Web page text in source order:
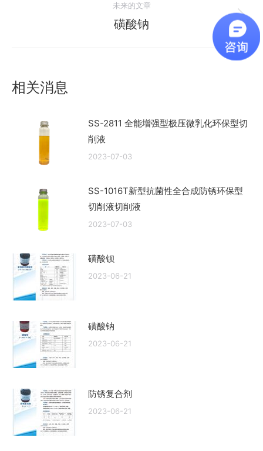
的
文
未来的文章
未
磺酸钠
相关消息
SS-2811 全能增强型极压微乳化环保型切
削液
2023-07-03
SS-1016T新型抗菌性全合成防锈环保型
切削液切削液
2023-07-03
磺酸钡
2023-06-21
磺酸钠
2023-06-21
防锈复合剂
2023-06-21